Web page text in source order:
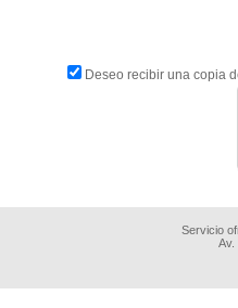
Deseo recibir una copia
Servicio
Av.